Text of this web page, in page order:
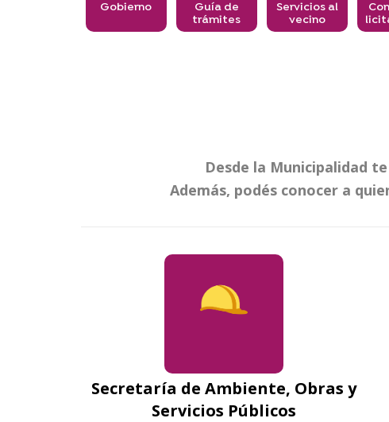
Gobierno
Guía de
trámites
Servicios al
vecino
Desde la Municipalidad
Además, podés conocer a
Secretaría de Ambiente, Obras y
Servicios Públicos